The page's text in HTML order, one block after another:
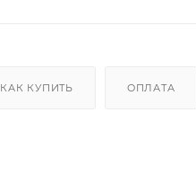
КАК КУПИТЬ ОПЛАТА